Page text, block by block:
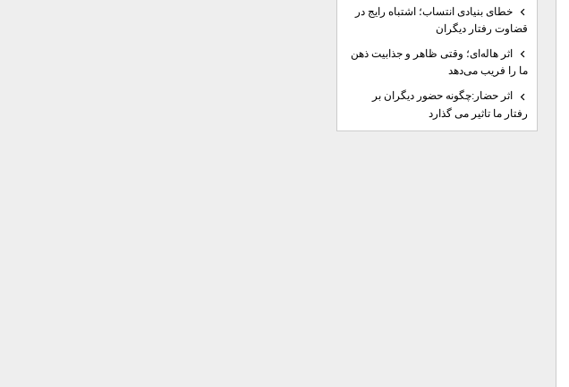
خطای بنیادی انتساب؛ اشتباه رایج در
قضاوت رفتار دیگران
اثر هاله‌ای؛ وقتی ظاهر و جذابیت ذهن
ما را فریب می‌دهد
اثر حضار:چگونه حضور دیگران بر
رفتار ما تاثیر می گذارد